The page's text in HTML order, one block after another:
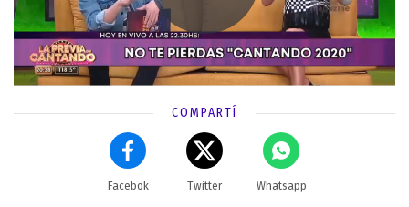
COMPARTÍ
Facebok Twitter Whatsapp